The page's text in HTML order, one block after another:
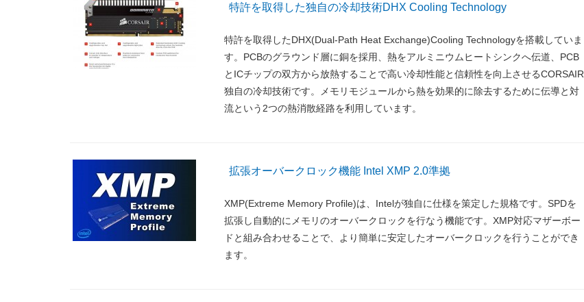
特許を取得した独自の冷却技術DHX Cooling Technology
特許を取得したDHX(Dual-Path Heat Exchange)Cooling Technologyを搭載していま
す。PCBのグラウンド層に銅を採用、熱をアルミニウムヒートシンクへ伝道、PCB
とICチップの双方から放熱することで高い冷却性能と信頼性を向上させるCORSAIR
独自の冷却技術です。メモリモジュールから熱を効果的に除去するために伝導と対
流という2つの熱消散経路を利用しています。
拡張オーバークロック機能 Intel XMP 2.0準拠
XMP(Extreme Memory Profile)は、Intelが独自に仕様を策定した規格です。SPDを
拡張し自動的にメモリのオーバークロックを行なう機能です。XMP対応マザーボー
ドと組み合わせることで、より簡単に安定したオーバークロックを行うことができ
ます。